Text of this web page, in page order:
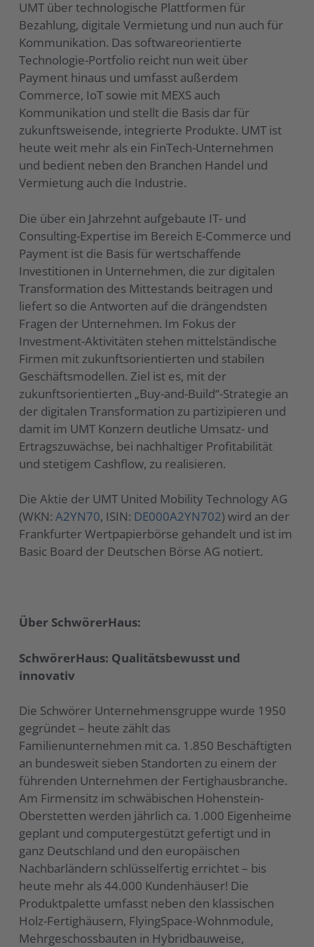
UMT über technologische Plattformen für
Bezahlung, digitale Vermietung und nun auch für
Kommunikation. Das softwareorientierte
Technologie-Portfolio reicht nun weit über
Payment hinaus und umfasst außerdem
Commerce, IoT sowie mit MEXS auch
Kommunikation und stellt die Basis dar für
zukunftsweisende, integrierte Produkte. UMT ist
heute weit mehr als ein FinTech-Unternehmen
und bedient neben den Branchen Handel und
Vermietung auch die Industrie.
Die über ein Jahrzehnt aufgebaute IT- und
Consulting-Expertise im Bereich E-Commerce und
Payment ist die Basis für wertschaffende
Investitionen in Unternehmen, die zur digitalen
Transformation des Mittestands beitragen und
liefert so die Antworten auf die drängendsten
Fragen der Unternehmen. Im Fokus der
Investment-Aktivitäten stehen mittelständische
Firmen mit zukunftsorientierten und stabilen
Geschäftsmodellen. Ziel ist es, mit der
zukunftsorientierten „Buy-and-Build“-Strategie an
der digitalen Transformation zu partizipieren und
damit im UMT Konzern deutliche Umsatz- und
Ertragszuwächse, bei nachhaltiger Profitabilität
und stetigem Cashflow, zu realisieren.
Die Aktie der UMT United Mobility Technology AG
(WKN:A2YN70, ISIN: DE000A2YN702) wird an der
Frankfurter Wertpapierbörse gehandelt und ist im
Basic Board der Deutschen Börse AG notiert.
Über SchwörerHaus:
SchwörerHaus: Qualitätsbewusst und
innovativ
Die Schwörer Unternehmensgruppe wurde 1950
gegründet – heute zählt das
Familienunternehmen mit ca. 1.850 Beschäftigten
an bundesweit sieben Standorten zu einem der
führenden Unternehmen der Fertighausbranche.
Am Firmensitz im schwäbischen Hohenstein-
Oberstetten werden jährlich ca. 1.000 Eigenheime
geplant und computergestützt gefertigt und in
ganz Deutschland und den europäischen
Nachbarländern schlüsselfertig errichtet – bis
heute mehr als 44.000 Kundenhäuser! Die
Produktpalette umfasst neben den klassischen
Holz-Fertighäusern, FlyingSpace-Wohnmodule,
Mehrgeschossbauten in Hybridbauweise,